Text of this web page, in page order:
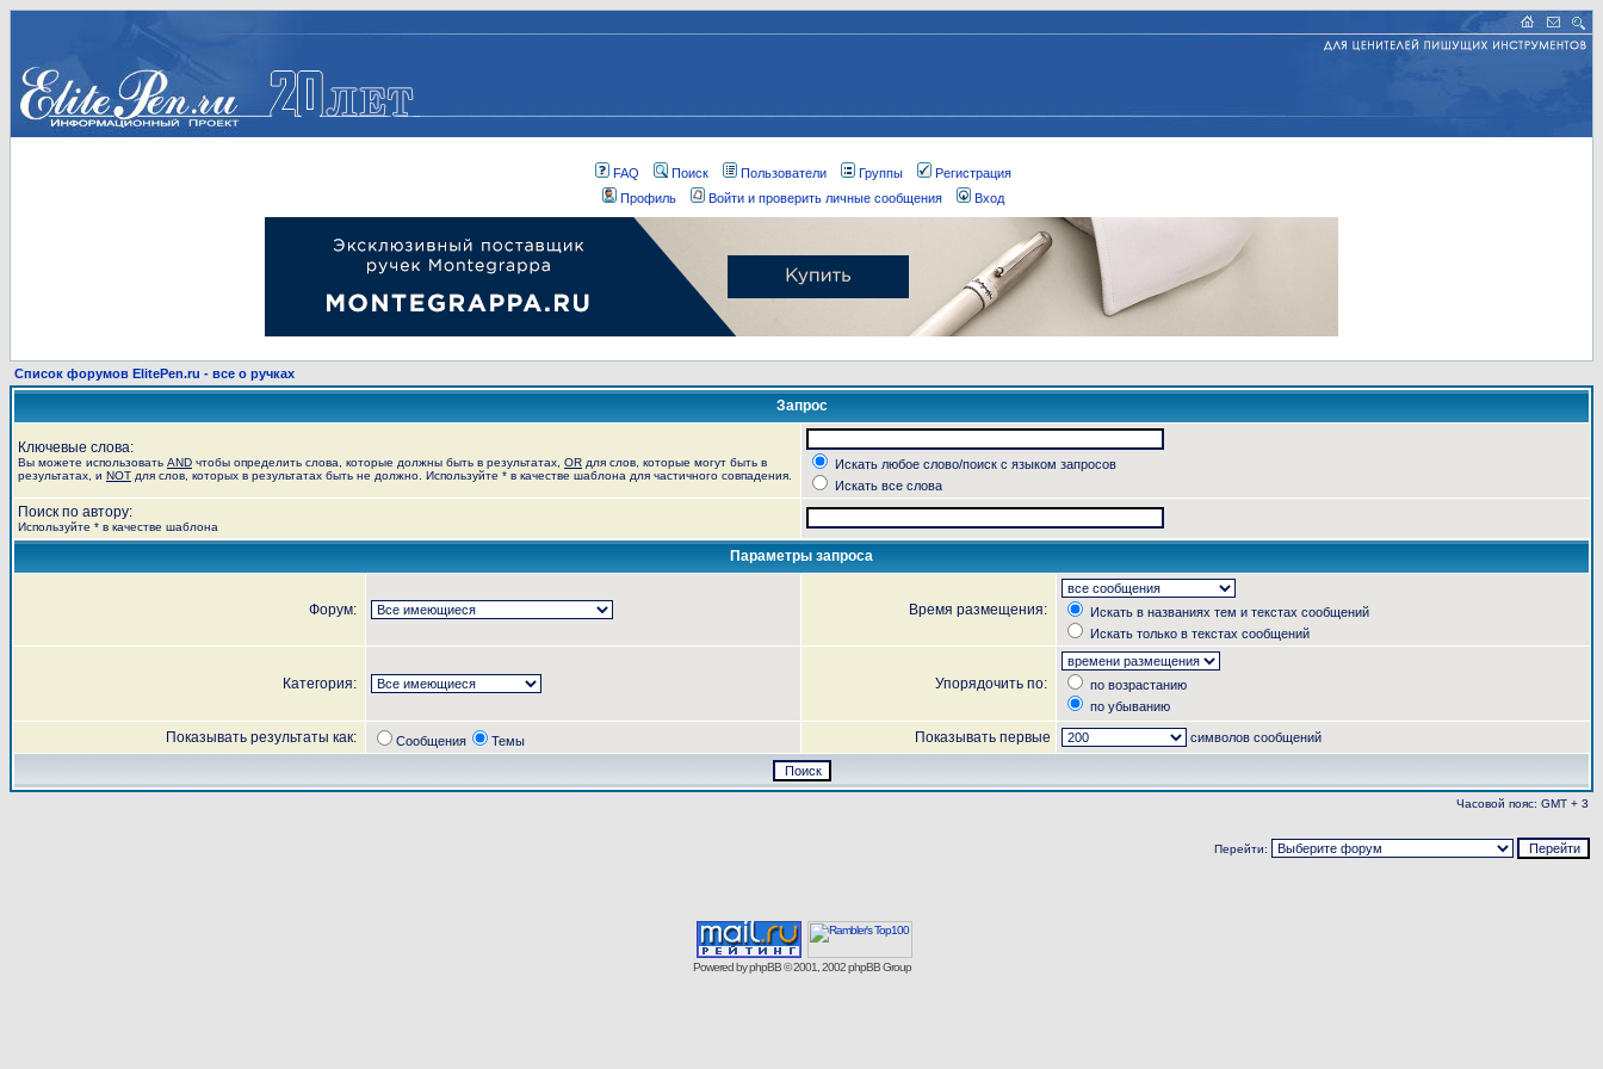
FAQ Поиск Пользователи Группы
Регистрация
Профиль
Войти и проверить личные сообщения Вход
Список форумов ElitePen.ru - все о ручках
Запрос
Ключевые слова:
Вы можете использовать AND чтобы определить слова, которые должны быть в результатах, OR для слов, которые могут быть в
результатах, и NOT для слов, которых в результатах быть не должно. Используйте * в качестве шаблона для частичного совпадения.
Искать любое слово/поиск с языком запросов
Искать все слова
Поиск по автору:
Используйте * в качестве шаблона
Параметры запроса
Форум: Время размещения:
Искать в названиях тем и текстах сообщений
Искать только в текстах сообщений
Категория: Упорядочить по:
по возрастанию
по убыванию
Показывать результаты как: Сообщения Темы Показывать первые символов сообщений
Часовой пояс: GMT + 3
Перейти:
Powered byphpBB© 2001, 2002 phpBB Group